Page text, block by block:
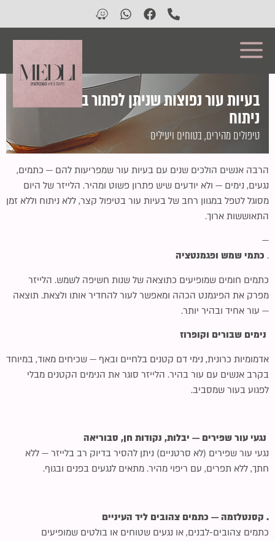
בעיות עור נפוצות שניתן לפתור בלייזר — ללא
ניתוח
טיפולים מהירים, בטוחים ויעילים
הרבה אנשים הולכים שנים עם בעיות עור שמפריעות להם — כתמים,
נגעים, נימים — ולא יודעים שיש פתרון פשוט ומהיר. הלייזר של היום
מסוגל לטפל במגוון רחב של בעיות עור בטיפול קצר, ללא ניתוח וללא זמן
התאוששות ארוך.
—
. כתמי שמש ופגמנטציה
כתמים חומים שמופיעים כתוצאה של שנות חשיפה לשמש. הלייזר
מפרק את הפיגמנט הכהה ומאפשר לעור להחדיר אותו ולצאת. תוצאה
— עור אחיד ובהיר יותר.
נימים שבורים וקופרוז
אדמומיות כרונית, נימי דם קטנים בלחיים ובאף — שכיחים מאוד, במיוחד
בקרב אנשים עם עור בהיר. הלייזר סוגר את הנימים הקטנים מבלי
לפגוע בעור שמסביב.
נגעי עור שפירים — יבלות, נקודות חן, סבוריאה
נגעי עור שפירים (לא סרטניים) ניתן להסיר בדיוק רב בלייזר — ללא
חתך, ללא תפרים, עם ריפוי מהיר. מתאים לנגעים בפנים ובגוף.
. קסנטלזמה — כתמים צהובים ליד העיניים
כתמים צהובים-לבנים, או נגעים שטוחים או בולטים שמופיעים
סמן כותרות
settings צבע רקע
zoom_out
zoom_in זום (הגדלה)
הגדלת גופן
spellcheck גופן קריא
brightness_high ניגודיות בהירה
font_download סמן קישורים